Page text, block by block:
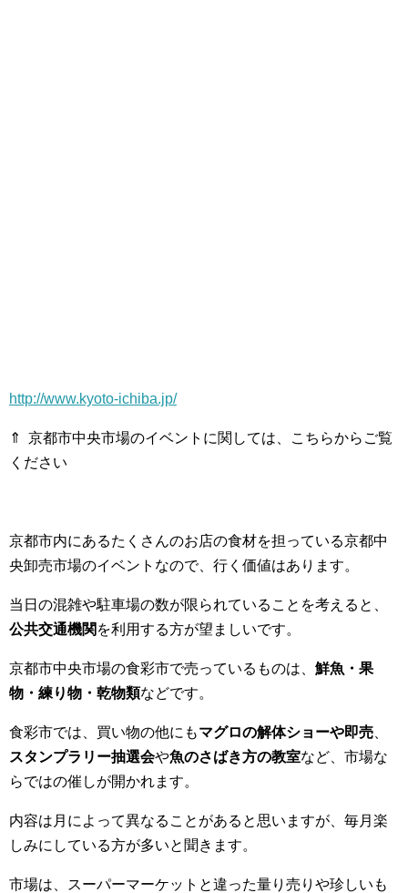
http://www.kyoto-ichiba.jp/
⇑ 京都市中央市場のイベントに関しては、こちらからご覧
ください
京都市内にあるたくさんのお店の食材を担っている京都中
央卸売市場のイベントなので、行く価値はあります。
当日の混雑や駐車場の数が限られていることを考えると、
公共交通機関 を利用する方が望ましいです。
京都市中央市場の食彩市で売っているものは、 鮮魚・果
物・練り物・乾物類などです。
食彩市では、買い物の他にもマグロの解体ショーや即売
スタンプラリー抽選会や魚のさばき方の教室など、市場な
らではの催しが開かれます。
内容は月によって異なることがあると思いますが、毎月楽
しみにしている方が多いと聞きます。
市場は、スーパーマーケットと違った量り売りや珍しいも